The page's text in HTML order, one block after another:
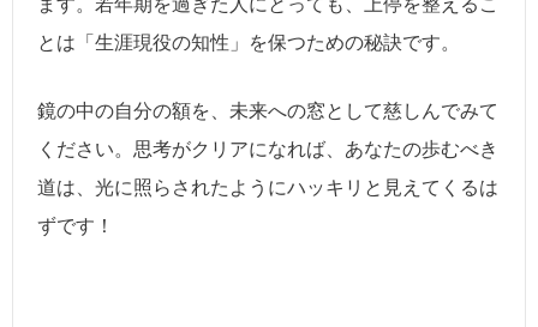
とは「生涯現役の知性」を保つための秘訣です。
鏡の中の自分の額を、未来への窓として慈しんでみて
ください。思考がクリアになれば、あなたの歩むべき
道は、光に照らされたようにハッキリと見えてくるは
ずです！